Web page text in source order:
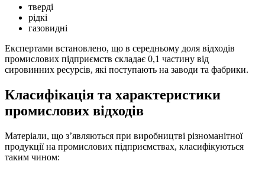
тверді
рідкі
газовидні
Експертами встановлено, що в середньому доля відходів
промислових підприємств складає 0,1 частину від
сировинних ресурсів, які поступають на заводи та фабрики.
Класифікація та характеристики
промислових відходів
Матеріали, що з’являються при виробництві різноманітної
продукції на промислових підприємствах, класифікуються
таким чином: